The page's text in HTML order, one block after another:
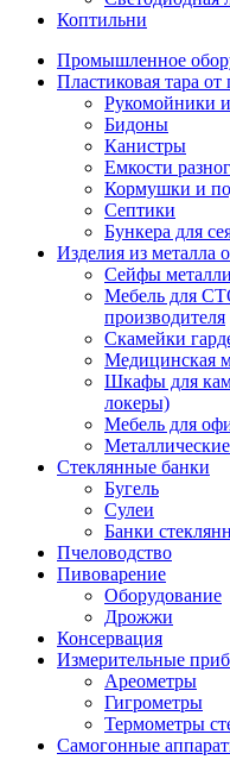
Коптильни
Промышленное
Пластиковая тара от
Рукомойники
Бидоны
Канистры
Емкости
Кормушки и
Септики
Бункера для
Изделия из металла
Сейфы
Мебель для
производителя
Скамейки
Медицинская
Шкафы для
локеры)
Мебель для
Стеклянные банки
Бугель
Сулеи
Банки
Пчеловодство
Пивоварение
Оборудование
Дрожжи
Консервация
Измерительные
Ареометры
Гигрометры
Термометры
Самогонные